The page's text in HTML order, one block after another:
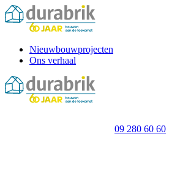
Nieuwbouwprojecten
Ons verhaal
09 280 60 60